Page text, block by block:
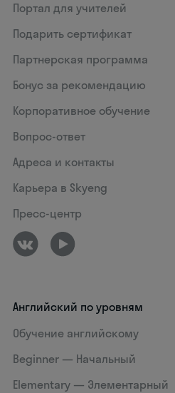
Портал для учителей
Подарить сертификат
Партнерская программа
Бонус за рекомендацию
Корпоративное обучение
Вопрос-ответ
Адреса и контакты
Карьера в Skyeng
Пресс-центр
Английский по уровням
Обучение английскому
Beginner — Начальный
Elementary — Элементарный